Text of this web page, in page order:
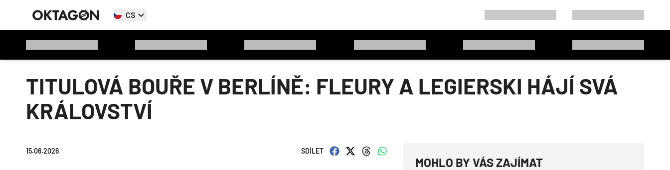
CS
TITULOVÁ BOUŘE V BERLÍNĚ: FLEURY A LEGIERSKI HÁJÍ SVÁ
KRÁLOVSTVÍ
15.06.2026 SDÍLET
MOHLO BY VÁS ZAJÍMAT